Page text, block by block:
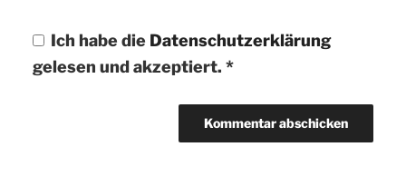
Ich habe die Datenschutzerklärung
gelesen und akzeptiert. *